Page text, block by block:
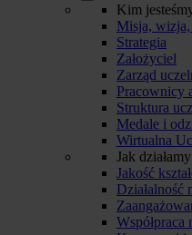
Kim
Misja, wizja,
Strategia
Założyciel
Zarząd
Pracownicy
Struktura
Medale i
Wirtualna
Jak działamy
Jakość
Działalność
Współpraca